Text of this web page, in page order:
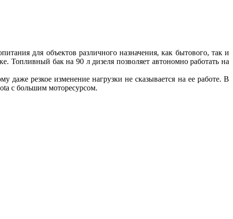
для объектов различного назначения, как бытового, так и
Топливный бак на 90 л дизеля позволяет автономно работать на
даже резкое изменение нагрузки не сказывается на ее работе. В
с большим моторесурсом.